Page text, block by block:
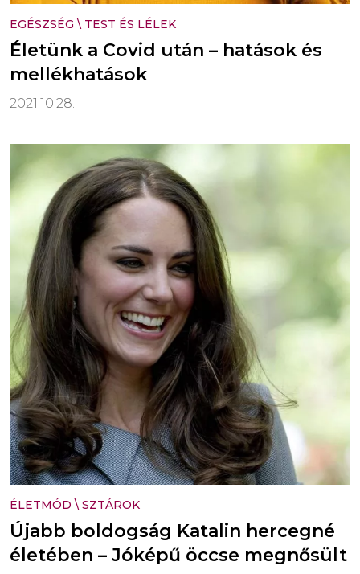
EGÉSZSÉG \ TEST ÉS LÉLEK
Életünk a Covid után – hatások és
mellékhatások
2021.10.28.
ÉLETMÓD \ SZTÁROK
Újabb boldogság Katalin hercegné
életében – Jóképű öccse megnősült